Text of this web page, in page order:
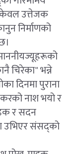
केवल उत्तेजक
निर्माणको
चिरेका" भन्ने
दिनमा पुराना
नाश भयो र
र सदन
संसद्को